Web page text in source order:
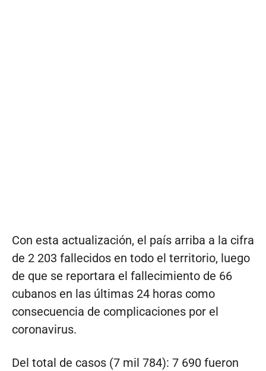
Con esta actualización, el país arriba a la cifra
de 2 203 fallecidos en todo el territorio, luego
de que se reportara el fallecimiento de 66
cubanos en las últimas 24 horas como
consecuencia de complicaciones por el
coronavirus.
Del total de casos (7 mil 784): 7 690 fueron